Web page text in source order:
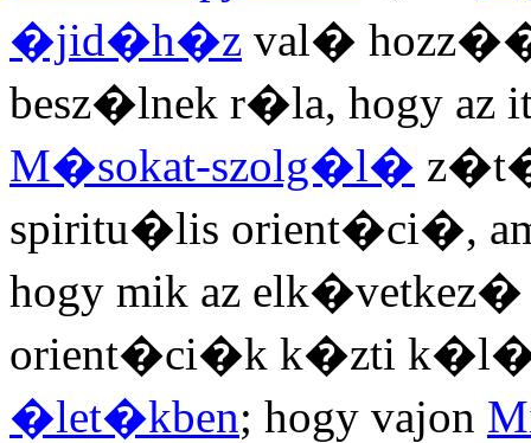
�jid�h�z val�
besz�lnek r�la, hogy
M�sokat-szolg�l�
spiritu�lis orient�ci�,
hogy mik az
orient�ci�k k�zti
�let�kben; hogy vajon